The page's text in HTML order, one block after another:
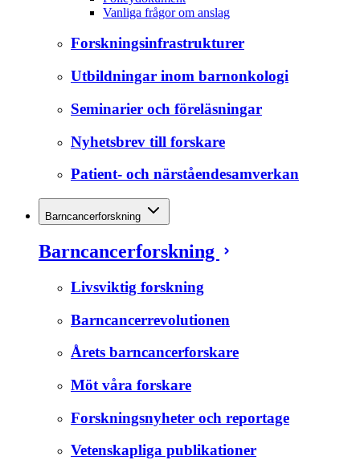
Vanliga frågor om anslag
Forskningsinfrastrukturer
Utbildningar inom barnonkologi
Seminarier och föreläsningar
Nyhetsbrev till forskare
Patient- och närståendesamverkan
Barncancerforskning
Barncancerforskning
Livsviktig forskning
Barncancerrevolutionen
Årets barncancerforskare
Möt våra forskare
Forskningsnyheter och reportage
Vetenskapliga publikationer